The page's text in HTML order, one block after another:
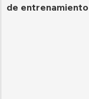
de entrenamiento